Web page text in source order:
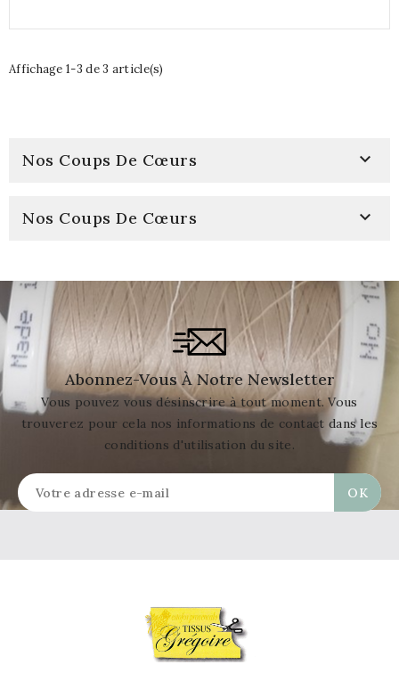
Affichage 1-3 de 3 article(s)
Nos Coups De Cœurs 
Nos Coups De Cœurs 
Abonnez-Vous À Notre Newsletter
Vous pouvez vous désinscrire à tout moment. Vous
trouverez pour cela nos informations de contact dans les
conditions d'utilisation du site.